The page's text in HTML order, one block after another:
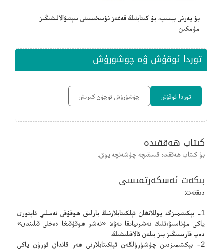
بۇ يەرنى بېسىپ، بۇ كىتابنىڭ قەغەز نۇسخىسىنى سېتىۋالالىشىڭىز
مۇمكىن
توردا ئوقۇش ۋە چۈشۈرۈش
توردا ئوقۇش چۈشۈرۈش ئۈچۈن كىرىش
كىتاب ھەققىدە
بۇ كىتاب ھەققىدە قىسقىچە چۈشەنچە يوق.
بىكەت ئەسكەرتمىسى
دىققەت:
1- بېكىتىمىزگە يوللانغان ئېلكىتابلارنىڭ بارلىق ھوقۇقى ئەسلىي ئاپتورى
ياكى مۇناسىۋەتلىك نەشرىياتقا تەۋە: «نەشر ھوقۇقىغا دەخلى قىلىندى»
دەپ قارىسىڭىز بىز بىلەن ئالاقىلىشىڭ.
2- بېكىتىمىزدىن چۈشۈرۈلگەن ئېلكىتابلارنى ھەر قانداق ئورۇن ياكى